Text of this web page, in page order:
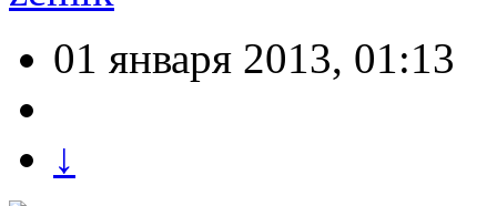
01 января 2013, 01:13
↓